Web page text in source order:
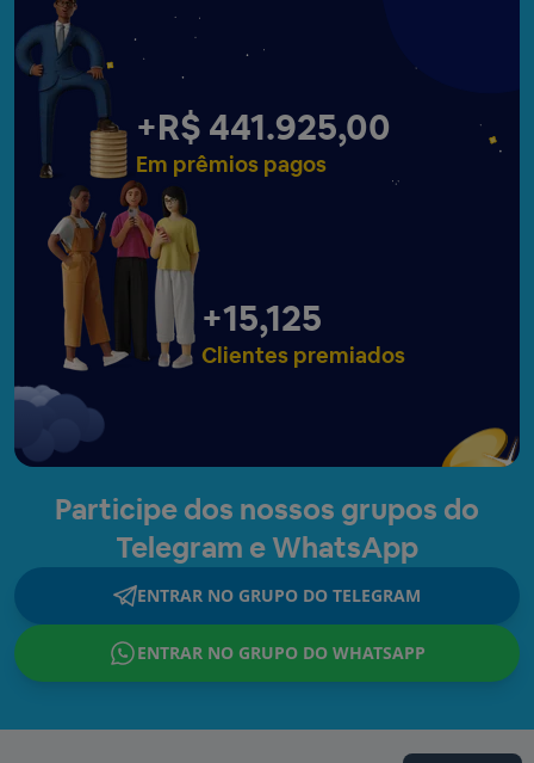
+R$ 441.927,00
Em prêmios pagos
+15,127
Clientes premiados
Participe dos nossos grupos do
Telegram e WhatsApp
ENTRAR NO GRUPO DO TELEGRAM
ENTRAR NO GRUPO DO WHATSAPP